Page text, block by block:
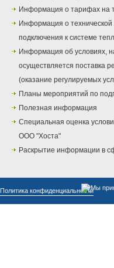
Информация о тарифах на
Информация о технической
подключения к системе
Информация об условиях,
осуществляется поставка
(оказание регулируемых
Планы мероприятий по
Полезная информация
Специальная оценка
ООО "Хоста"
Раскрытие информации в
Политика конфиденциальности